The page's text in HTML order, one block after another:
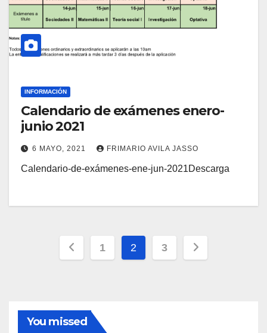
INFORMACIÓN
Calendario de exámenes enero-
junio 2021
6 MAYO, 2021 FRIMARIO AVILA JASSO
Calendario-de-exámenes-ene-jun-2021Descarga
Paginación
1 2 3
You missed